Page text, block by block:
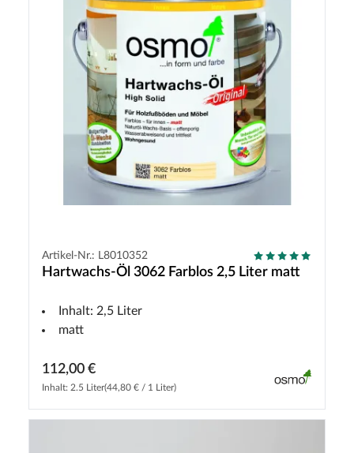
Artikel-Nr.: L8010352
Hartwachs-Öl 3062 Farblos 2,5 Liter matt
Inhalt: 2,5 Liter
matt
112,00 €
Inhalt: 2.5 Liter(44,80 € / 1 Liter)